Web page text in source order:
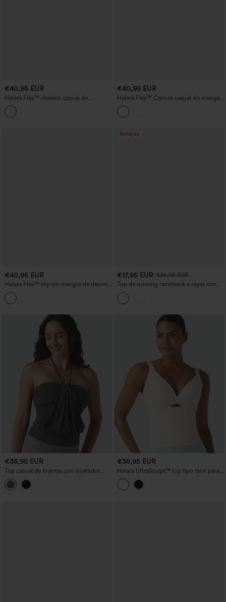
€40,95 EUR
Halara Flex™ chaleco casual de
mezclilla a rayas con escote en V
profundo y cierre con botones
€40,95 EUR
Halara Flex™ Camisa casual sin mangas
de mezclilla con escote en V
€40,95 EUR
Halara Flex™ top sin mangas de denim
con cuello redondo
Rebajas
€17,95 EUR €35,95 EUR
Top de running racerback a rayas con
bajo curvo y tejido de secado rápido
€35,95 EUR
Top casual de tirantes con sujetador
incorporado y lazo halter en la espalda
€35,95 EUR
Halara UltraSculpt™ top tipo tank para
yoga con copas moldeadas, efecto
push-up y sujeción ligera